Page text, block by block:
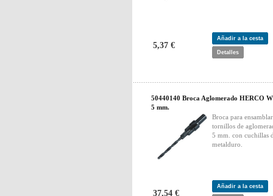
5,37 €
Añadir a la cesta
Detalles
50440140 Broca Aglomerado HERCO
5 mm.
Broca para ensamblar
tornillos de
5 mm. con cuchillas
metalduro.
37,54 €
Añadir a la cesta